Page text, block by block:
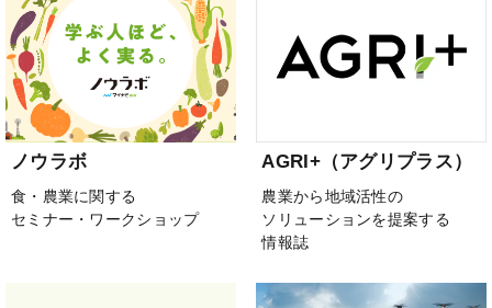
ノウラボ
食・農業に関する
セミナー・ワークショップ
AGRI+（アグリプラス）
農業から地域活性の
ソリューションを提案する
情報誌